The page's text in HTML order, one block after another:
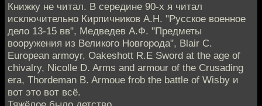
Книжку не читал. В середине 90-х я читал
исключительно Кирпичников А.Н. "Русское военное
дело 13-15 вв", Медведев А.Ф. "Предметы
вооружения из Великого Новгорода", Blair C.
European armoyr, Oakeshott R.E Sword at the age of
chivalry, Nicolle D. Arms and armour of the Crusading
era, Thordeman B. Armoue frob the battle of Wisby и
вот это вот всё.